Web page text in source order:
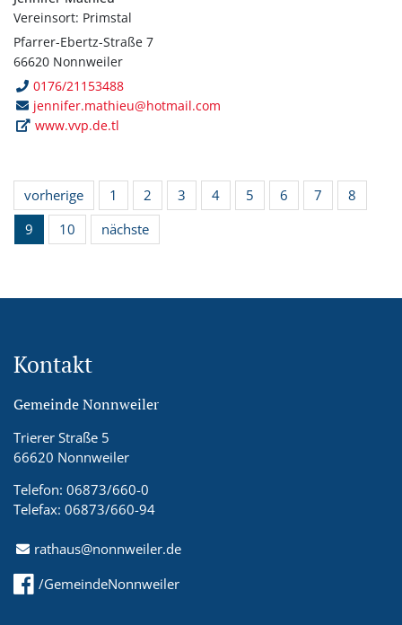
Vereinsort: Primstal
Pfarrer-Ebertz-Straße 7
66620 Nonnweiler
0176/21153488
jennifer.mathieu@hotmail.com
www.vvp.de.tl
vorherige 1 2 3 4 5 6 7
8
9
10 nächste
Kontakt
Gemeinde Nonnweiler
Trierer Straße 5
66620 Nonnweiler
Telefon: 06873/660-0
Telefax: 06873/660-94
rathaus@nonnweiler.de
/GemeindeNonnweiler